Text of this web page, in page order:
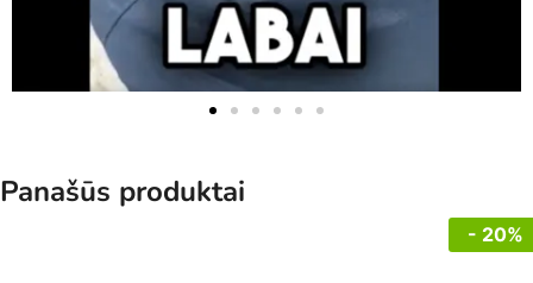
Panašūs produktai
- 20%